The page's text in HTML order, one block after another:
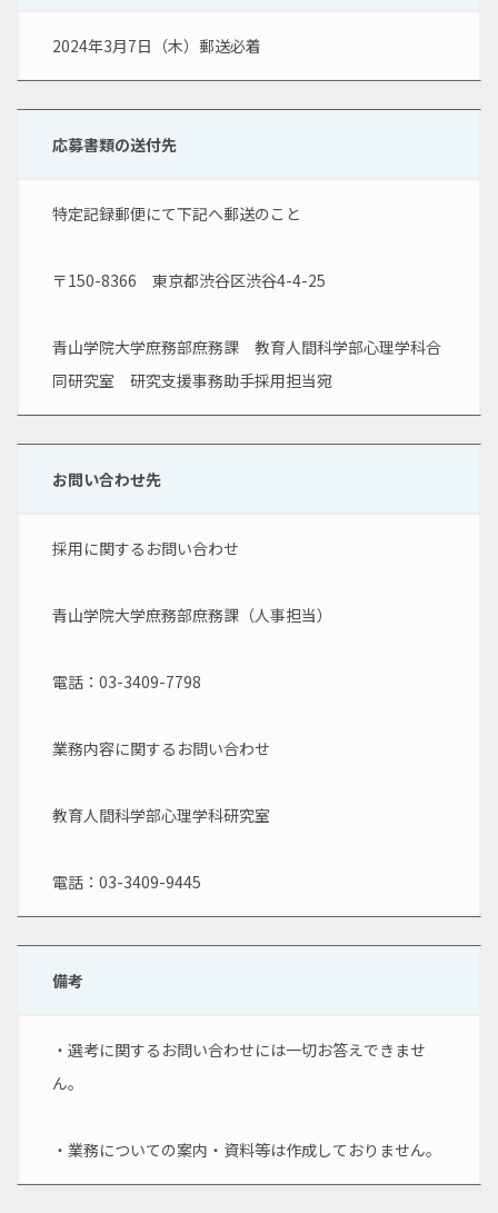
2024年3月7日（木）郵送必着
応募書類の送付先
特定記録郵便にて下記へ郵送のこと
〒150-8366　東京都渋谷区渋谷4-4-25
青山学院大学庶務部庶務課　教育人間科学部心理学科合
同研究室　研究支援事務助手採用担当宛
お問い合わせ先
採用に関するお問い合わせ
青山学院大学庶務部庶務課（人事担当）
電話：03-3409-7798
業務内容に関するお問い合わせ
教育人間科学部心理学科研究室
電話：03-3409-9445
備考
・選考に関するお問い合わせには一切お答えできませ
ん。
・業務についての案内・資料等は作成しておりません。